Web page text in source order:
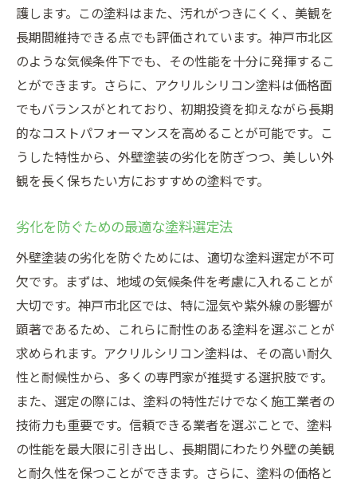
護します。この塗料はまた、汚れがつきにくく、美観を
長期間維持できる点でも評価されています。神戸市北区
のような気候条件下でも、その性能を十分に発揮するこ
とができます。さらに、アクリルシリコン塗料は価格面
でもバランスがとれており、初期投資を抑えながら長期
的なコストパフォーマンスを高めることが可能です。こ
うした特性から、外壁塗装の劣化を防ぎつつ、美しい外
観を長く保ちたい方におすすめの塗料です。
劣化を防ぐための最適な塗料選定法
外壁塗装の劣化を防ぐためには、適切な塗料選定が不可
欠です。まずは、地域の気候条件を考慮に入れることが
大切です。神戸市北区では、特に湿気や紫外線の影響が
顕著であるため、これらに耐性のある塗料を選ぶことが
求められます。アクリルシリコン塗料は、その高い耐久
性と耐候性から、多くの専門家が推奨する選択肢です。
また、選定の際には、塗料の特性だけでなく施工業者の
技術力も重要です。信頼できる業者を選ぶことで、塗料
の性能を最大限に引き出し、長期間にわたり外壁の美観
と耐久性を保つことができます。さらに、塗料の価格と